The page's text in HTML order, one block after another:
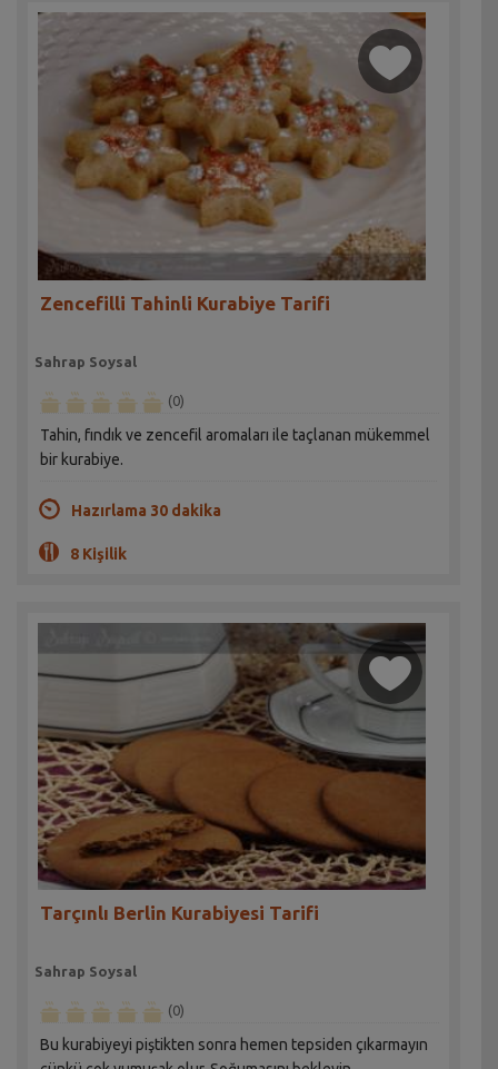
Zencefilli Tahinli Kurabiye Tarifi
Sahrap Soysal
(0)
Tahin, fındık ve zencefil aromaları ile taçlanan mükemmel
bir kurabiye.
Hazırlama 30 dakika
8 Kişilik
Tarçınlı Berlin Kurabiyesi Tarifi
Sahrap Soysal
(0)
Bu kurabiyeyi piştikten sonra hemen tepsiden çıkarmayın